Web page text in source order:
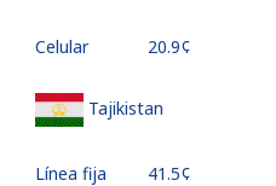
Celular ⁦20.9¢⁩
Tajikistan
Línea fija ⁦41.5¢⁩